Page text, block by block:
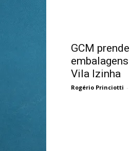
GCM
Vila Izinha
Rogério Princiotti -